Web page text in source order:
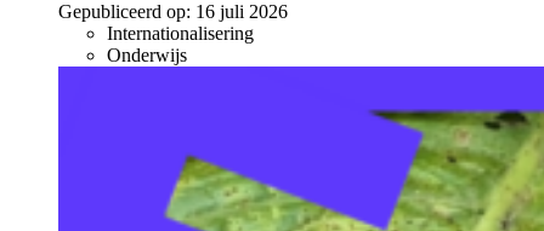
Gepubliceerd op: 16 juli 2026
Internationalisering
Onderwijs